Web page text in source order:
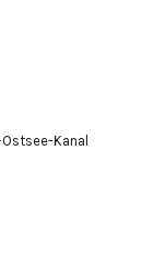
Kanal